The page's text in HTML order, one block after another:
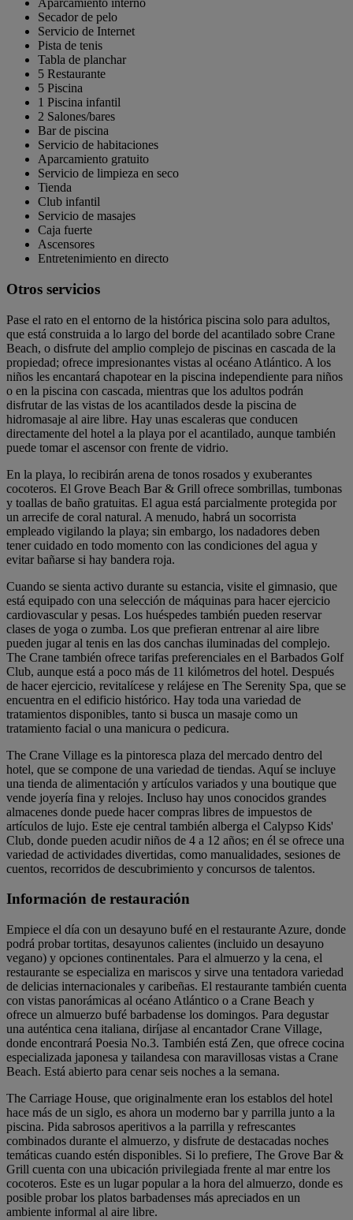
Aparcamiento interno
Secador de pelo
Servicio de Internet
Pista de tenis
Tabla de planchar
5 Restaurante
5 Piscina
1 Piscina infantil
2 Salones/bares
Bar de piscina
Servicio de habitaciones
Aparcamiento gratuito
Servicio de limpieza en seco
Tienda
Club infantil
Servicio de masajes
Caja fuerte
Ascensores
Entretenimiento en directo
Otros servicios
Pase el rato en el entorno de la histórica piscina solo para adultos,
que está construida a lo largo del borde del acantilado sobre Crane
Beach, o disfrute del amplio complejo de piscinas en cascada de la
propiedad; ofrece impresionantes vistas al océano Atlántico. A los
niños les encantará chapotear en la piscina independiente para niños
o en la piscina con cascada, mientras que los adultos podrán
disfrutar de las vistas de los acantilados desde la piscina de
hidromasaje al aire libre. Hay unas escaleras que conducen
directamente del hotel a la playa por el acantilado, aunque también
puede tomar el ascensor con frente de vidrio.
En la playa, lo recibirán arena de tonos rosados y exuberantes
cocoteros. El Grove Beach Bar & Grill ofrece sombrillas, tumbonas
y toallas de baño gratuitas. El agua está parcialmente protegida por
un arrecife de coral natural. A menudo, habrá un socorrista
empleado vigilando la playa; sin embargo, los nadadores deben
tener cuidado en todo momento con las condiciones del agua y
evitar bañarse si hay bandera roja.
Cuando se sienta activo durante su estancia, visite el gimnasio, que
está equipado con una selección de máquinas para hacer ejercicio
cardiovascular y pesas. Los huéspedes también pueden reservar
clases de yoga o zumba. Los que prefieran entrenar al aire libre
pueden jugar al tenis en las dos canchas iluminadas del complejo.
The Crane también ofrece tarifas preferenciales en el Barbados Golf
Club, aunque está a poco más de 11 kilómetros del hotel. Después
de hacer ejercicio, revitalícese y relájese en The Serenity Spa, que se
encuentra en el edificio histórico. Hay toda una variedad de
tratamientos disponibles, tanto si busca un masaje como un
tratamiento facial o una manicura o pedicura.
The Crane Village es la pintoresca plaza del mercado dentro del
hotel, que se compone de una variedad de tiendas. Aquí se incluye
una tienda de alimentación y artículos variados y una boutique que
vende joyería fina y relojes. Incluso hay unos conocidos grandes
almacenes donde puede hacer compras libres de impuestos de
artículos de lujo. Este eje central también alberga el Calypso Kids'
Club, donde pueden acudir niños de 4 a 12 años; en él se ofrece una
variedad de actividades divertidas, como manualidades, sesiones de
cuentos, recorridos de descubrimiento y concursos de talentos.
Información de restauración
Empiece el día con un desayuno bufé en el restaurante Azure, donde
podrá probar tortitas, desayunos calientes (incluido un desayuno
vegano) y opciones continentales. Para el almuerzo y la cena, el
restaurante se especializa en mariscos y sirve una tentadora variedad
de delicias internacionales y caribeñas. El restaurante también cuenta
con vistas panorámicas al océano Atlántico o a Crane Beach y
ofrece un almuerzo bufé barbadense los domingos. Para degustar
una auténtica cena italiana, diríjase al encantador Crane Village,
donde encontrará Poesia No.3. También está Zen, que ofrece cocina
especializada japonesa y tailandesa con maravillosas vistas a Crane
Beach. Está abierto para cenar seis noches a la semana.
The Carriage House, que originalmente eran los establos del hotel
hace más de un siglo, es ahora un moderno bar y parrilla junto a la
piscina. Pida sabrosos aperitivos a la parrilla y refrescantes
combinados durante el almuerzo, y disfrute de destacadas noches
temáticas cuando estén disponibles. Si lo prefiere, The Grove Bar &
Grill cuenta con una ubicación privilegiada frente al mar entre los
cocoteros. Este es un lugar popular a la hora del almuerzo, donde es
posible probar los platos barbadenses más apreciados en un
ambiente informal al aire libre.